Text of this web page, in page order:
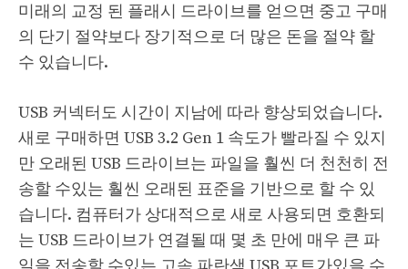
미래의 교정 된 플래시 드라이브를 얻으면 중고 구매
의 단기 절약보다 장기적으로 더 많은 돈을 절약 할
수 있습니다.
USB 커넥터도 시간이 지남에 따라 향상되었습니다.
새로 구매하면 USB 3.2 Gen 1 속도가 빨라질 수 있지
만 오래된 USB 드라이브는 파일을 훨씬 더 천천히 전
송할 수있는 훨씬 오래된 표준을 기반으로 할 수 있
습니다. 컴퓨터가 상대적으로 새로 사용되면 호환되
는 USB 드라이브가 연결될 때 몇 초 만에 매우 큰 파